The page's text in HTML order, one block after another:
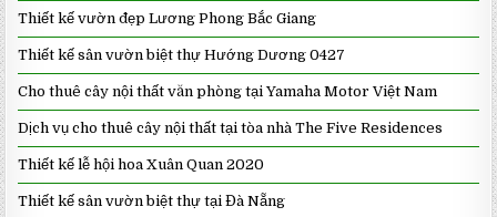
Thiết kế vườn đẹp Lương Phong Bắc Giang
Thiết kế sân vườn biệt thự Hướng Dương 0427
Cho thuê cây nội thất văn phòng tại Yamaha Motor Việt Nam
Dịch vụ cho thuê cây nội thất tại tòa nhà The Five Residences
Thiết kế lễ hội hoa Xuân Quan 2020
Thiết kế sân vườn biệt thự tại Đà Nẵng